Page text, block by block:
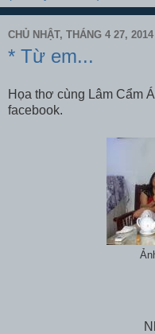
CHỦ NHẬT, THÁNG 4 27, 2014
* Từ em...
Họa thơ cùng Lâm Cẩm
facebook.